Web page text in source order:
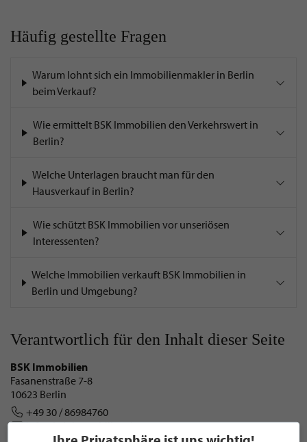
Häufig gestellte Fragen
Warum lohnt sich ein Immobilienmakler in Berlin
beim Verkauf?
Wie ermittelt BSK Immobilien den Verkehrswert in
Berlin?
Welche Unterlagen braucht man für den
Hausverkauf in Berlin?
Wie schützt BSK Immobilien vor unseriösen
Interessenten?
Welche Immobilien verkauft BSK Immobilien in
Berlin und Umgebung?
Verantwortlich für den Inhalt dieser Seite
BSK Immobilien
Fasanenstraße 7-8
10623 Berlin
+49 30 / 86984760
info@bsk-immobilien.de